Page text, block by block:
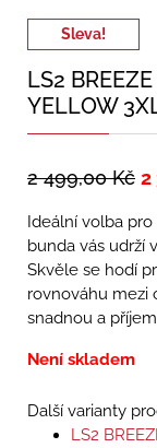
Sleva!
LS2
YELLOW
2 499,00Kč 2
Ideální volba
bunda vás udrží
Skvěle se hodí
rovnováhu mezi
snadnou a
Není skladem
Další varianty
LS2